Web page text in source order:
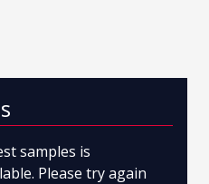
samples is
Please try again